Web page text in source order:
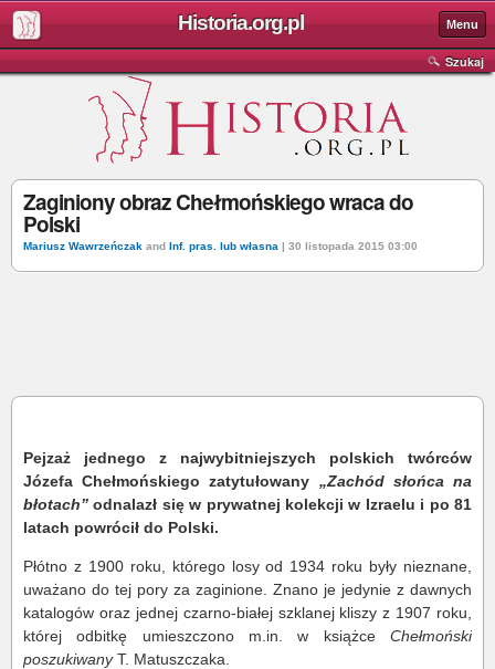
Historia.org.pl Menu
Szukaj
Zaginiony obraz Chełmońskiego wraca do
Polski
Mariusz Wawrzeńczak and Inf. pras. lub własna | 30 listopada 2015 03:00
Pejzaż jednego z najwybitniejszych polskich twórców
Józefa Chełmońskiego zatytułowany „Zachód słońca na
błotach” odnalazł się w prywatnej kolekcji w Izraelu i po 81
latach powrócił do Polski.
Płótno z 1900 roku, którego losy od 1934 roku były nieznane,
uważano do tej pory za zaginione. Znano je jedynie z dawnych
katalogów oraz jednej czarno-białej szklanej kliszy z 1907 roku,
której odbitkę umieszczono m.in. w książce Chełmoński
poszukiwanyT. Matuszczaka.